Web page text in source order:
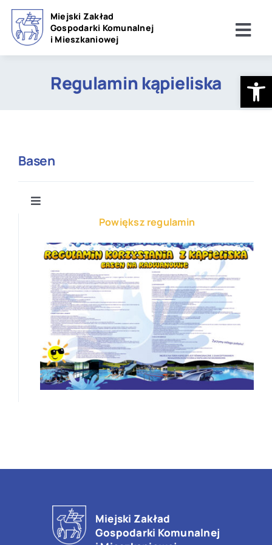
Przejdź
zawartości
Miejski Zakład
Gospodarki Komunalnej
i Mieszkaniowej
Inwestycje
IBO
O MZGKiM
Kontakt
Regulamin kąpieliska
Basen
Toggle
Kąpielisko
Cennik
Regulamin kąpieliska
Badania wody
Powiększ regulamin
Miejski Zakład
Gospodarki Komunalnej